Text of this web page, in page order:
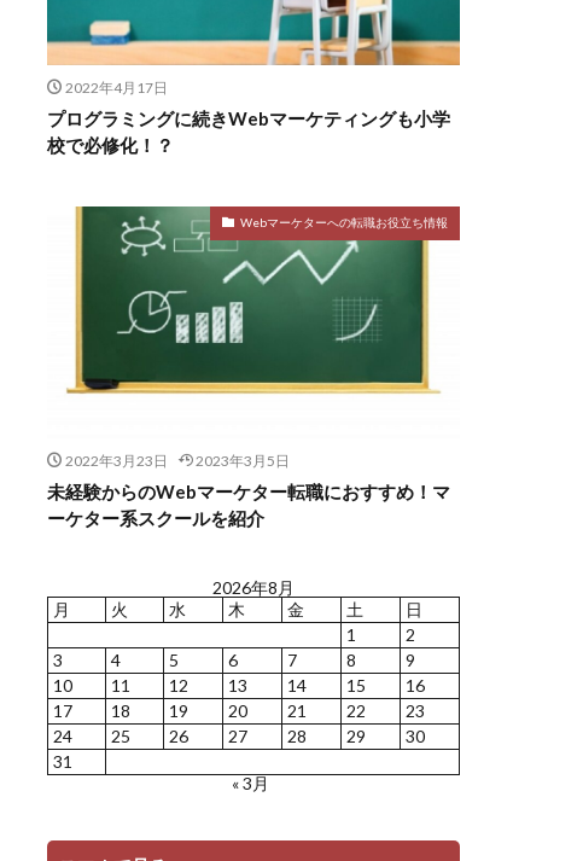
2022年4月17日
プログラミングに続きWebマーケティングも小学
校で必修化！？
Webマーケターへの転職お役立ち情報
2022年3月23日 2023年3月5日
未経験からのWebマーケター転職におすすめ！マ
ーケター系スクールを紹介
2026年8月
月
火 水 木 金 土
日
1
2
3
4 5 6 7 8
9
10
11 12 13 14 15
16
17
18 19 20 21 22
23
24
25 26 27 28 29
30
31
« 3月